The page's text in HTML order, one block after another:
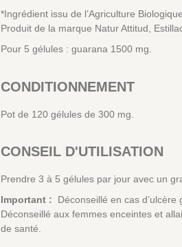
*Ingrédient issu de l’Agriculture
Produit de la marque Natur Attitud,
Pour 5 gélules : guarana 1500 mg.
CONDITIONNEMENT
Pot de 120 gélules de 300 mg.
CONSEIL D'UTILISATION
Prendre 3 à 5 gélules par jour avec un
Important : Déconseillé en cas d’ulcère
Déconseillé aux femmes enceintes et
de santé.